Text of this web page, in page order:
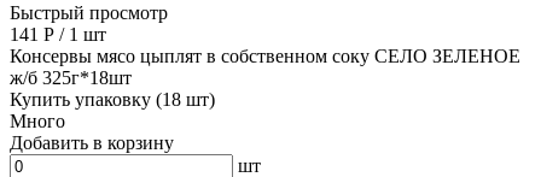
Быстрый просмотр
141 Р / 1 шт
Консервы мясо цыплят в собственном соку СЕЛО ЗЕЛЕНОЕ
ж/б 325г*18шт
Купить упаковку (18 шт)
Много
Добавить в корзину
шт